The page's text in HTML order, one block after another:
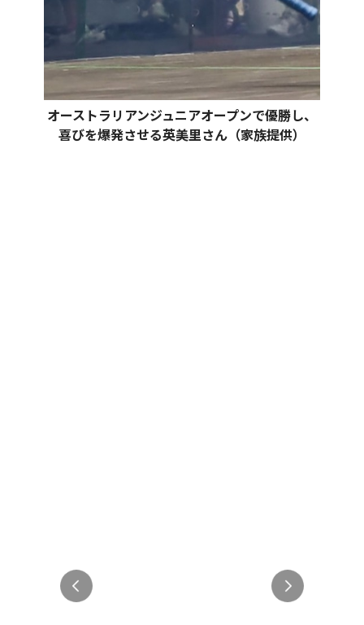
オーストラリアンジュニアオープンで優勝し、
喜びを爆発させる英美里さん（家族提供）